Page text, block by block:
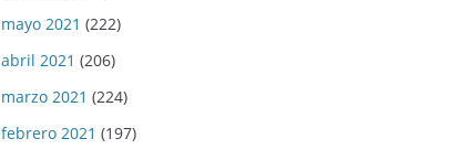
mayo 2021 (222)
abril 2021 (206)
marzo 2021 (224)
febrero 2021 (197)